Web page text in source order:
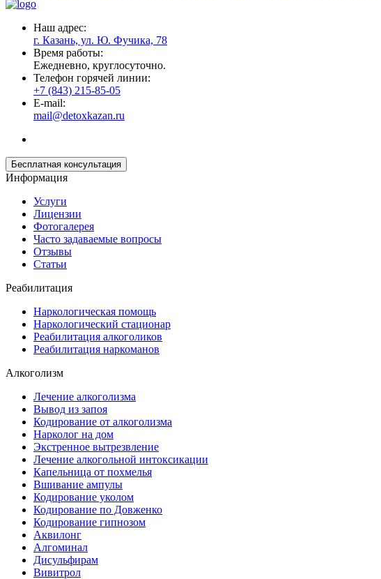
Наш адрес:
г. Казань, ул. Ю. Фучика, 78
Время работы:
Ежедневно, круглосуточно.
Телефон горячей линии:
+7 (843) 215-85-05
E-mail:
mail@detoxkazan.ru
Бесплатная консультация
Информация
Услуги
Лицензии
Фотогалерея
Часто задаваемые вопросы
Отзывы
Статьи
Реабилитация
Наркологическая помощь
Наркологический стационар
Реабилитация алкоголиков
Реабилитация наркоманов
Алкоголизм
Лечение алкоголизма
Вывод из запоя
Кодирование от алкоголизма
Нарколог на дом
Экстренное вытрезвление
Лечение алкогольной интоксикации
Капельница от похмелья
Вшивание ампулы
Кодирование уколом
Кодирование по Довженко
Кодирование гипнозом
Аквилонг
Алгоминал
Дисульфирам
Вивитрол